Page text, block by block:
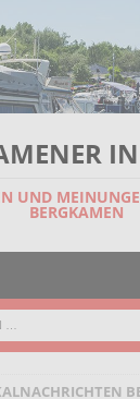
UND
BERGKAMEN